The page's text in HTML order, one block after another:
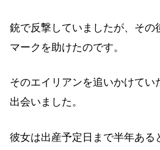
銃で反撃していましたが、その
マークを助けたのです。
そのエイリアンを追いかけてい
出会いました。
彼女は出産予定日まで半年ある